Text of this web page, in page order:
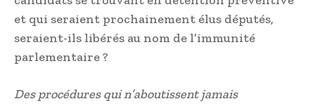
et qui seraient prochainement élus députés,
seraient-ils libérés au nom de l’immunité
parlementaire ?
Des procédures qui n’aboutissent jamais